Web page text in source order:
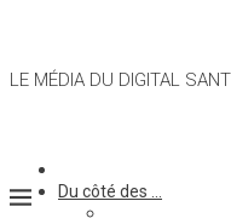
LE MÉDIA DU DIGITAL
Du côté des …